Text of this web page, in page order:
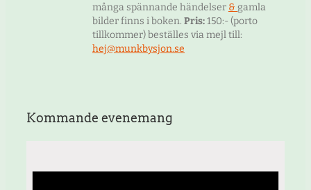
många spännande händelser & gamla
bilder finns i boken. Pris:150:- (porto
tillkommer) beställes via mejl till:
hej@munkbysjon.se
Kommande evenemang